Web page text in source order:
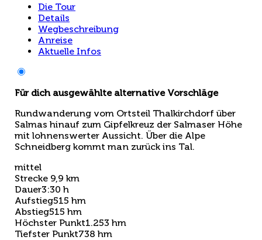
Die Tour
Details
Wegbeschreibung
Anreise
Aktuelle Infos
Für dich ausgewählte alternative Vorschläge
Rundwanderung vom Ortsteil Thalkirchdorf über
Salmas hinauf zum Gipfelkreuz der Salmaser Höhe
mit lohnenswerter Aussicht. Über die Alpe
Schneidberg kommt man zurück ins Tal.
mittel
Strecke 9,9 km
Dauer3:30 h
Aufstieg515 hm
Abstieg515 hm
Höchster Punkt1.253 hm
Tiefster Punkt738 hm